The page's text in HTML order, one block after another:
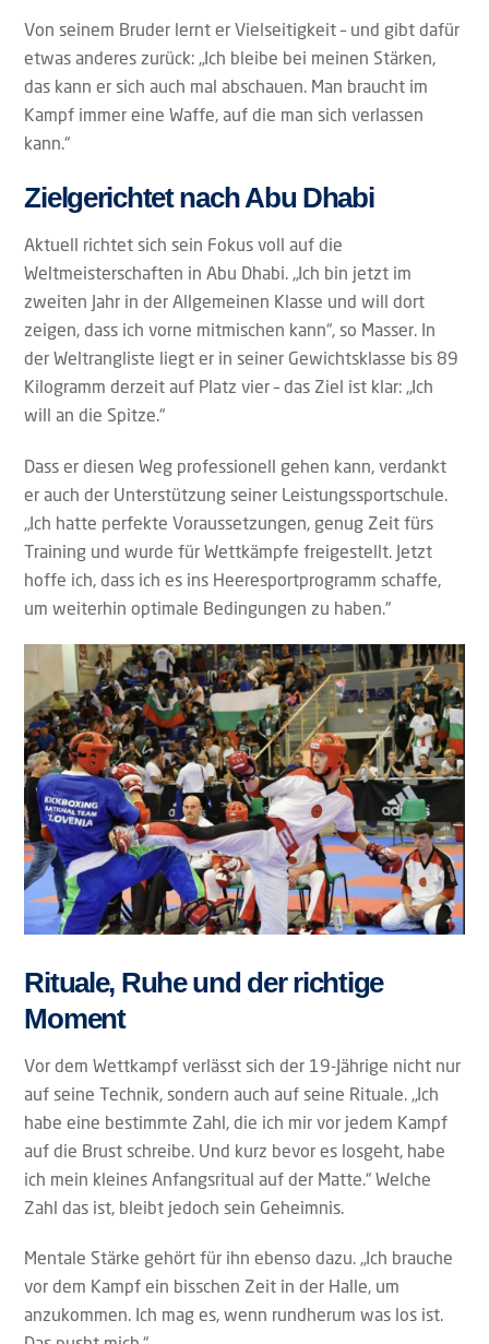
Von seinem Bruder lernt er Vielseitigkeit – und gibt dafür
etwas anderes zurück: „Ich bleibe bei meinen Stärken,
das kann er sich auch mal abschauen. Man braucht im
Kampf immer eine Waffe, auf die man sich verlassen
kann.“
Zielgerichtet nach Abu Dhabi
Aktuell richtet sich sein Fokus voll auf die
Weltmeisterschaften in Abu Dhabi. „Ich bin jetzt im
zweiten Jahr in der Allgemeinen Klasse und will dort
zeigen, dass ich vorne mitmischen kann“, so Masser. In
der Weltrangliste liegt er in seiner Gewichtsklasse bis 89
Kilogramm derzeit auf Platz vier – das Ziel ist klar: „Ich
will an die Spitze.“
Dass er diesen Weg professionell gehen kann, verdankt
er auch der Unterstützung seiner Leistungssportschule.
„Ich hatte perfekte Voraussetzungen, genug Zeit fürs
Training und wurde für Wettkämpfe freigestellt. Jetzt
hoffe ich, dass ich es ins Heeresportprogramm schaffe,
um weiterhin optimale Bedingungen zu haben.“
Rituale, Ruhe und der richtige
Moment
Vor dem Wettkampf verlässt sich der 19-Jährige nicht nur
auf seine Technik, sondern auch auf seine Rituale. „Ich
habe eine bestimmte Zahl, die ich mir vor jedem Kampf
auf die Brust schreibe. Und kurz bevor es losgeht, habe
ich mein kleines Anfangsritual auf der Matte.“ Welche
Zahl das ist, bleibt jedoch sein Geheimnis.
Mentale Stärke gehört für ihn ebenso dazu. „Ich brauche
vor dem Kampf ein bisschen Zeit in der Halle, um
anzukommen. Ich mag es, wenn rundherum was los ist.